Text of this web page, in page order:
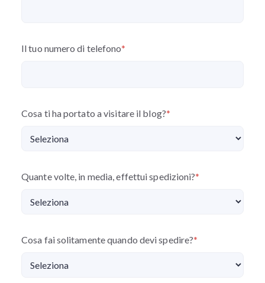
Il tuo numero di telefono*
Cosa ti ha portato a visitare il blog?*
Quante volte, in media, effettui spedizioni?*
Cosa fai solitamente quando devi spedire?*